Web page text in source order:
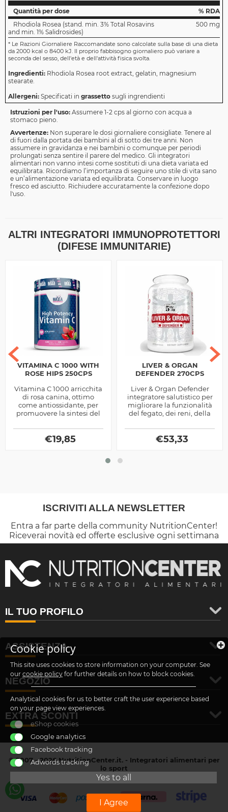
Quantità per dose
% RDA
Rhodiola Rosea (stand. min. 3% Total Rosavins
and min. 1% Salidrosides)
500 mg
* Le Razioni Giornaliere Raccomandate sono calcolate sulla base di una dieta
da 2000 kcal o 8400 kJ. Il proprio fabbisogno giornaliero può variare a
seconda del sesso, dell'età e dell'attività fisica svolta.
Ingredienti: Rhodiola Rosea root extract, gelatin, magnesium
stearate.
Allergeni: Specificati in grassetto sugli ingrendienti
Istruzioni per l'uso: Assumere 1-2 cps al giorno con acqua a
stomaco pieno.
Avvertenze: Non superare le dosi giornaliere consigliate. Tenere al
di fuori dalla portata dei bambini al di sotto dei tre anni. Non
assumere in gravidanza e nei bambini o comunque per periodi
prolungati senza sentire il parere del medico. Gli integratori
alimentari non vanno intesi come sostituti di una dieta variata ed
equilibrata. Ricordiamo l’importanza di seguire uno stile di vita sano
e un’alimentazione variata ed equilibrata. Conservare in luogo
fresco ed asciutto. Richiudere accuratamente la confezione dopo
l'uso.
ALTRI INTEGRATORI IMMUNOPROTETTORI
(DIFESE IMMUNITARIE)
VITAMINA C 1000 WITH
ROSE HIPS 250CPS
Vitamina C 1000 arricchita
di rosa canina, ottimo
come antiossidante, per
promuovere la sintesi del
ma anche per
amplificare...
€19,85
LIVER & ORGAN
DEFENDER 270CPS
Liver & Organ Defender
integratore salutistico per
migliorare la funzionalità
del fegato, dei reni, della
realizzato solo con...
€53,33
ISCRIVITI ALLA NEWSLETTER
Entra a far parte della community NutritionCenter!
Riceverai novità ed offerte esclusive ogni settimana
IL TUO PROFILO
ASSISTENZA
NEGOZIO
EXTRA SCONTI
© 2007 - 2026 NutritionCenter.it. - Integratori alimentari per
lo sport
customer@nutritioncenter.it
Cookie policy
This site uses cookies to store information on your computer. See
our cookie policy for further details on how to block cookies.
Analytical cookies for us to better craft the user experience based
on your page view experiences.
eShop cookies
Google analytics
Facebook tracking
Adwords tracking
Yes to all
I Agree